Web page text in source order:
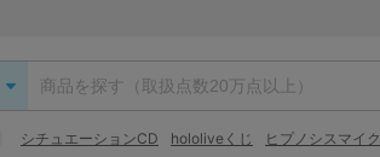
シチュエーションCD hololiveくじ ヒプノシスマイク